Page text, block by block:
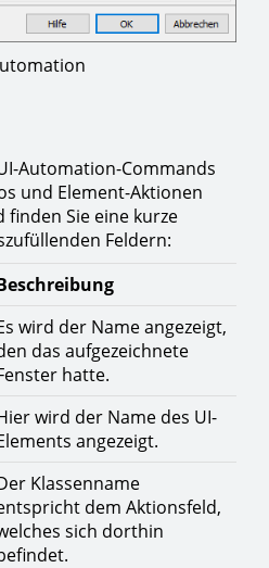
Automation-Commands
und Element-Aktionen
Sie eine kurze
Feldern:
wird der Name angezeigt,
das aufgezeichnete
hatte.
wird der Name des UI-
angezeigt.
Klassenname
dem Aktionsfeld,
sich dorthin